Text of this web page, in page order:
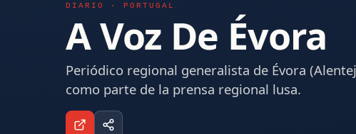
DIARIO · PORTUGAL
A Voz De Évora
Periódico regional generalista de Évora
como parte de la prensa regional lusa.